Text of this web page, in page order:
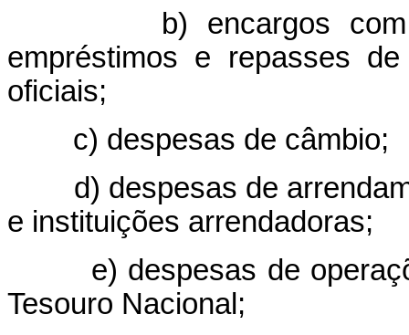
b) encargos com
empréstimos e repasses
oficiais;
c) despesas de câmbio;
d) despesas de
e instituições arrendadoras;
e) despesas de
Tesouro Nacional;